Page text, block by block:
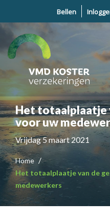
Bellen
Het totaalplaatje
voor uw
Vrijdag 5 maart 2021
Home
Het totaalplaatje van de
medewerkers